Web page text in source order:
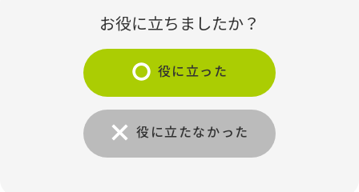
お役に立ちましたか？
役に立った
役に立たなかった